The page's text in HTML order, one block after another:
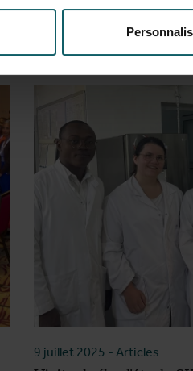
9 juillet 2025 - Articles